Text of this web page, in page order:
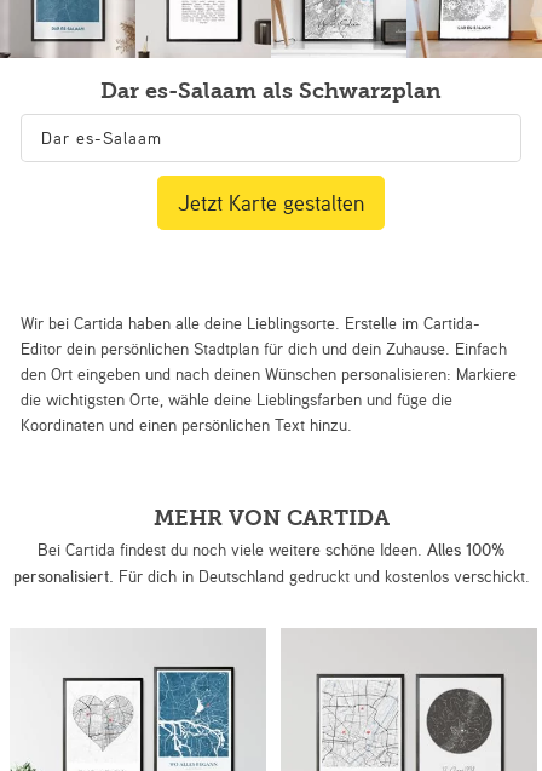
Dar es-Salaam als Schwarzplan
Wir bei Cartida haben alle deine Lieblingsorte. Erstelle im Cartida-
Editor dein persönlichen Stadtplan für dich und dein Zuhause. Einfach
den Ort eingeben und nach deinen Wünschen personalisieren: Markiere
die wichtigsten Orte, wähle deine Lieblingsfarben und füge die
Koordinaten und einen persönlichen Text hinzu.
Jetzt Karte gestalten
MEHR VON CARTIDA
Bei Cartida findest du noch viele weitere schöne Ideen. Alles 100%
personalisiert. Für dich in Deutschland gedruckt und kostenlos verschickt.